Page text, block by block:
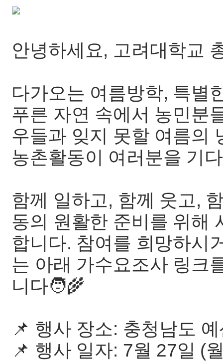
안녕하세요, 고려대학교
다가오는 여름방학, 특별
푸른 자연 속에서 농민분
우들과 잊지 못할 여름의
농촌활동이 여러분을 기
함께 일하고, 함께 웃고,
동의 원활한 준비를 위해
합니다. 참여를 희망하시
는 아래 가수요조사 링크
니다🧑‍🌾
📌 행사 장소: 충청남도
📌 행사 일자: 7월 27일 (